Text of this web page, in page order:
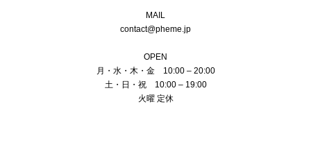
MAIL
contact@pheme.jp
OPEN
月・水・木・金 10:00 – 20:00
土・日・祝 10:00 – 19:00
火曜 定休